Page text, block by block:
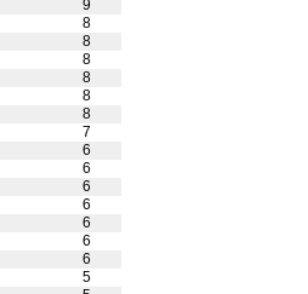
9
8
8
8
8
8
8
7
6
6
6
6
6
6
6
5